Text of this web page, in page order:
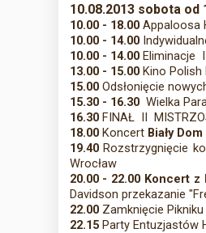
10.08.2013 sobota od
10.00 - 18.00Appaloosa
10.00 - 14.00
10.00 - 14.00Eliminacje II
13.00 - 15.00Kino Polish
15.00Odsłonięcie
15.30 - 16.30Wielka
16.30FINAŁ II
18.00Koncert Biały Dom
19.40Rozstrzygnięcie
Wrocław
20.00 - 22.00 Koncert z
Davidson przekazanie
22.00Zamknięcie Pikniku
22.15Party Entuzjastów